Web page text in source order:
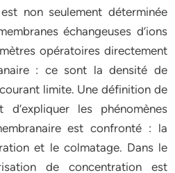
non seulement déterminée
échangeuses d’ions
opératoires directement
: ce sont la densité de
limite. Une définition de
les phénomènes
est confronté : la
et le colmatage. Dans le
de concentration est